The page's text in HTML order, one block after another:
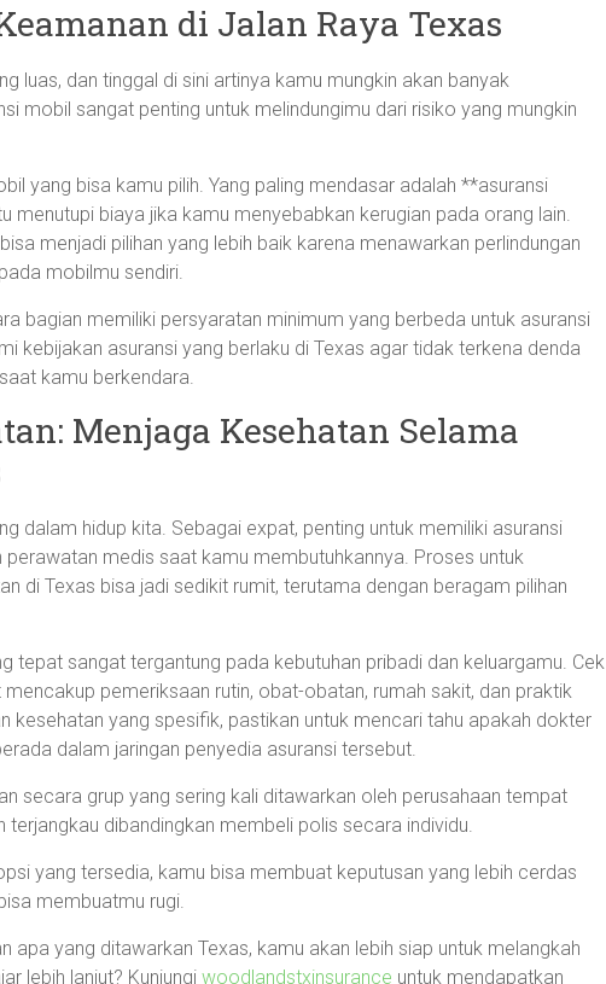
di Jalan Raya Texas
luas, dan tinggal di sini artinya kamu mungkin akan banyak
mobil sangat penting untuk melindungimu dari risiko yang mungkin
yang bisa kamu pilih. Yang paling mendasar adalah **asuransi
menutupi biaya jika kamu menyebabkan kerugian pada orang lain.
menjadi pilihan yang lebih baik karena menawarkan perlindungan
mobilmu sendiri.
bagian memiliki persyaratan minimum yang berbeda untuk asuransi
kebijakan asuransi yang berlaku di Texas agar tidak terkena denda
kamu berkendara.
Menjaga Kesehatan Selama
dalam hidup kita. Sebagai expat, penting untuk memiliki asuransi
medis saat kamu membutuhkannya. Proses untuk
di Texas bisa jadi sedikit rumit, terutama dengan beragam pilihan
tepat sangat tergantung pada kebutuhan pribadi dan keluargamu. Cek
pemeriksaan rutin, obat-obatan, rumah sakit, dan praktik
kesehatan yang spesifik, pastikan untuk mencari tahu apakah dokter
dalam jaringan penyedia asuransi tersebut.
secara grup yang sering kali ditawarkan oleh perusahaan tempat
terjangkau dibandingkan membeli polis secara individu.
yang tersedia, kamu bisa membuat keputusan yang lebih cerdas
membuatmu rugi.
apa yang ditawarkan Texas, kamu akan lebih siap untuk melangkah
lebih lanjut? Kunjungi woodlandstxinsurance untuk mendapatkan